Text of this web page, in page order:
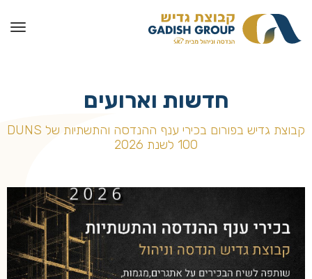
חדשות וארועים
קבוצת גדיש בפורום בכירי ענף ההנדסה והתשתיות של DUNS
100 לשנת 2026